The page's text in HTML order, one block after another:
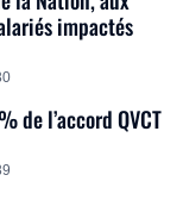
un diagnostic
faire face aux
impactés
de l’accord QVCT